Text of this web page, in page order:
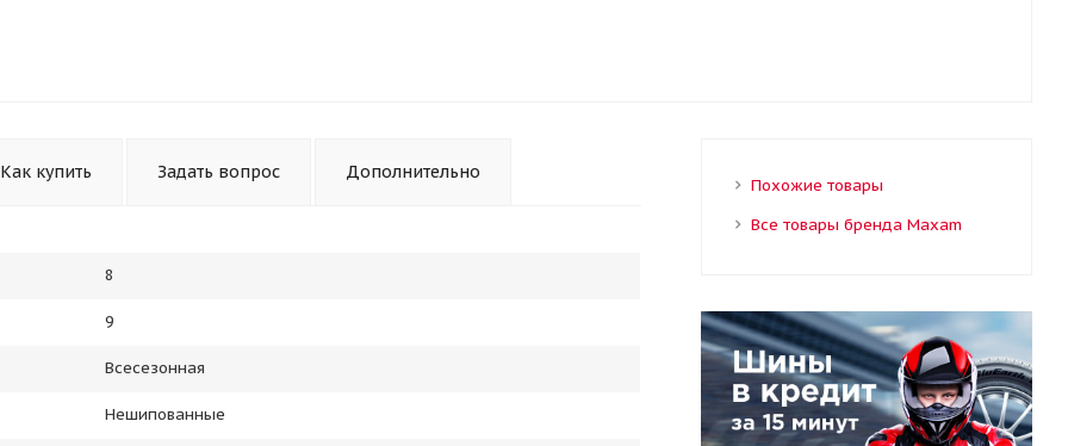
Как купить Задать вопрос Дополнительно
8
9
Всесезонная
Нешипованные
Похожие товары
Все товары бренда Maxam